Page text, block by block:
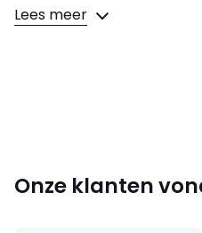
Details
• Plat drogen
Lees meer
Onze klanten